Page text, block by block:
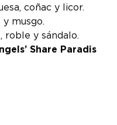
coñac y licor.
y musgo.
roble y sándalo.
Share Paradis